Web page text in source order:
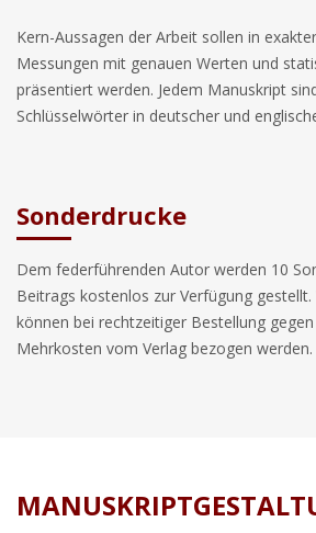
Kern-Aussagen der Arbeit sollen in
Messungen mit genauen Werten und
präsentiert werden. Jedem Manuskript
Schlüsselwörter in deutscher und
Sonderdrucke
Dem federführenden Autor werden 10
Beitrags kostenlos zur Verfügung
können bei rechtzeitiger Bestellung
Mehrkosten vom Verlag bezogen werden.